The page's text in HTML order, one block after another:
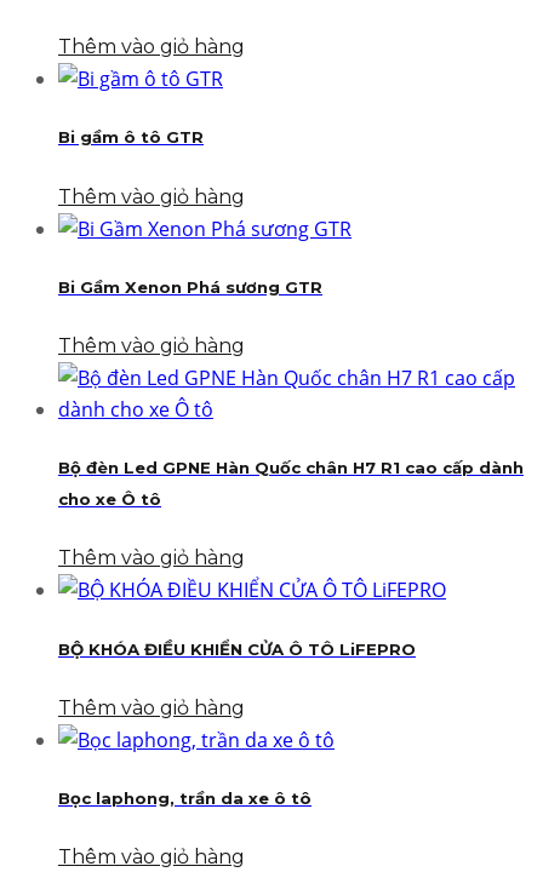
Thêm vào giỏ hàng
Bi gầm ô tô GTR
Thêm vào giỏ hàng
Bi Gầm Xenon Phá sương GTR
Thêm vào giỏ hàng
Bộ đèn Led GPNE Hàn Quốc chân H7 R1 cao cấp dành
cho xe Ô tô
Thêm vào giỏ hàng
BỘ KHÓA ĐIỀU KHIỂN CỬA Ô TÔ LiFEPRO
Thêm vào giỏ hàng
Bọc laphong, trần da xe ô tô
Thêm vào giỏ hàng